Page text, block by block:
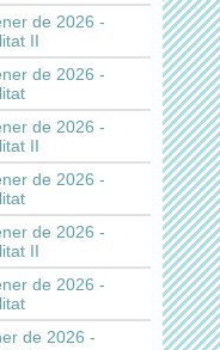
de 2026 -
II
de 2026 -
de 2026 -
II
de 2026 -
de 2026 -
II
de 2026 -
de 2026 -